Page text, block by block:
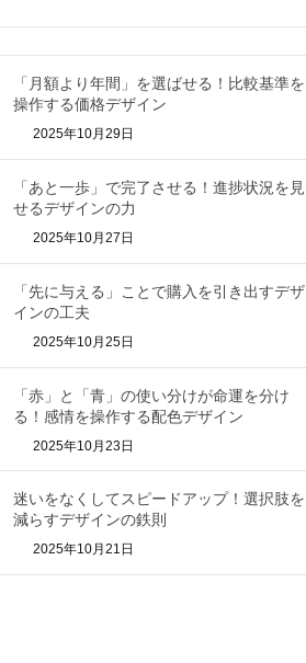
「月額より年間」を選ばせる！比較基準を
操作する価格デザイン
2025年10月29日
「あと一歩」で完了させる！進捗状況を見
せるデザインの力
2025年10月27日
「先に与える」ことで購入を引き出すデザ
インの工夫
2025年10月25日
「赤」と「青」の使い分けが命運を分け
る！感情を操作する配色デザイン
2025年10月23日
迷いをなくしてスピードアップ！選択肢を
減らすデザインの鉄則
2025年10月21日